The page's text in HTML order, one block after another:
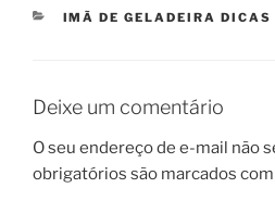
CATEGORIAS
IMÃ DE GELADEIRA DICAS
Deixe um comentário
O seu endereço de e-mail não
obrigatórios são marcados com